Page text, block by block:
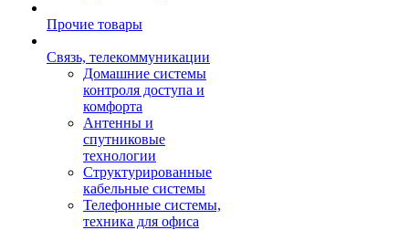
Прочие товары
Связь, телекоммуникации
Домашние системы
контроля доступа и
комфорта
Антенны и
спутниковые
технологии
Структурированные
кабельные системы
Телефонные системы,
техника для офиса